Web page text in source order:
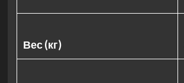
Вес (кг)